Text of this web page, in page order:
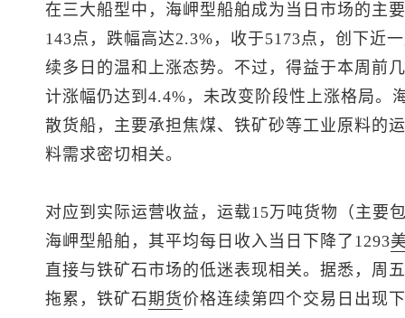
在三大船型中，海岬型船舶成为当日市场的主
143点，跌幅高达2.3%，收于5173点，创下近
续多日的温和上涨态势。不过，得益于本周前
计涨幅仍达到4.4%，未改变阶段性上涨格局。
散货船，主要承担焦煤、铁矿砂等工业原料的
料需求密切相关。
对应到实际运营收益，运载15万吨货物（主要
海岬型船舶，其平均每日收入当日下降了1293
直接与铁矿石市场的低迷表现相关。据悉，周
拖累，铁矿石期货价格连续第四个交易日出现